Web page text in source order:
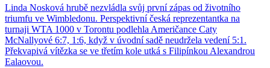
Linda Nosková hrubě nezvládla svůj první zápas od životního
triumfu ve Wimbledonu. Perspektivní česká reprezentantka na
turnaji WTA 1000 v Torontu podlehla Američance Caty
McNallyové 6:7, 1:6, když v úvodní sadě neudržela vedení 5:1.
Překvapivá vítězka se ve třetím kole utká s Filipínkou Alexandrou
Ealaovou.